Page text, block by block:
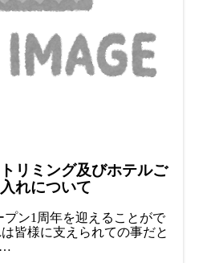
トリミング及びホテルご
れについて
プン1周年を迎えることがで
皆様に支えられての事だと
…